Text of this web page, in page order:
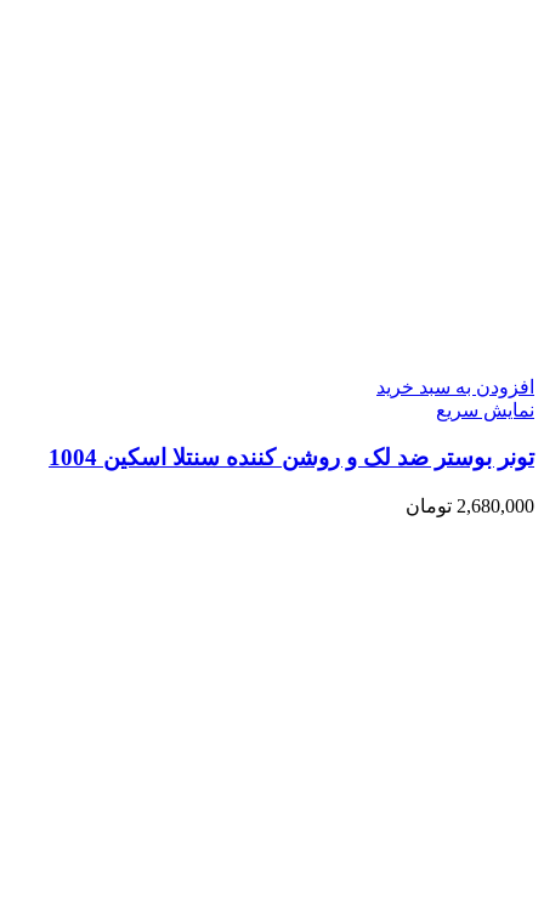
افزودن به سبد خرید
نمایش سریع
تونر بوستر ضد لک و روشن کننده سنتلا اسکین 1004
2,680,000 تومان